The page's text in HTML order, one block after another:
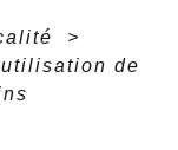
>
de